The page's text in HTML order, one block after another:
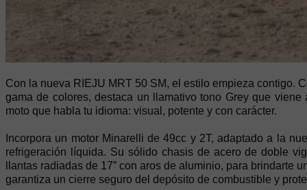
Con la nueva RIEJU MRT 50 SM, el estilo empieza contigo.
gama de colores, destaca un llamativo tono Grey que
moto que habla tu idioma: visual, potente y con carácter.
Incorpora un motor Minarelli de 49cc y 2T, adaptado a la
refrigeración líquida. Su sólido chasis de acero de doble
llantas radiadas de 17” con aros de aluminio, para
garantiza un cierre seguro del depósito de combustible y